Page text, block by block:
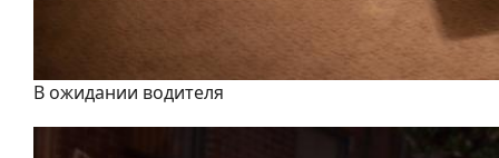
В ожидании водителя